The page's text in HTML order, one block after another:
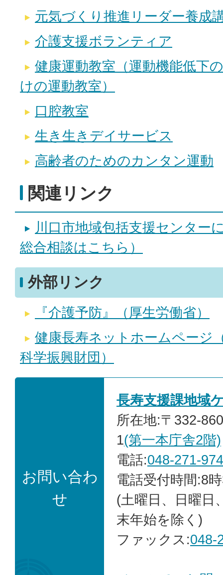
元気づくり推進リーダー養成
介護支援ボランティア
健康運動教室（運動機能低下
けの運動教室）
口腔教室
生き生きデイサービス
高齢者のためのカンタン運動
関連リンク
川口市地域包括支援センター
総合相談はこちら）
外部リンク
『介護予防』（厚生労働省）
健康長寿ネットホームページ
科学振興財団）
お問い合わ
せ
長寿支援課地域
所在地:〒332-
1(第一本庁舎2階)
電話:048-271-
電話受付時間:8
(土曜日、日曜日
末年始を除く)
ファックス:048-